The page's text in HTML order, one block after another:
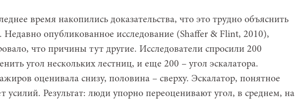
время накопились доказательства, что это трудно объяснить
Недавно опубликованное исследование (Shaffer & Flint, 2010),
что причины тут другие. Исследователи спросили 200
угол нескольких лестниц, и еще 200 – угол эскалатора.
оценивала снизу, половина – сверху. Эскалатор, понятное
усилий. Результат: люди упорно переоценивают угол, в среднем, на